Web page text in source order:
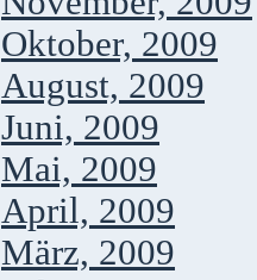
Oktober, 2009
August, 2009
Juni, 2009
Mai, 2009
April, 2009
März, 2009